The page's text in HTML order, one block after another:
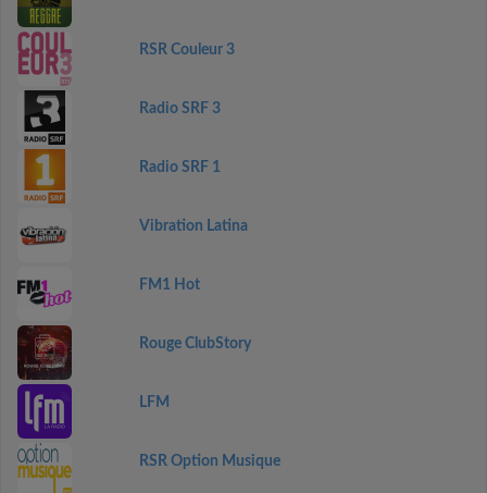
RSR Couleur 3
Radio SRF 3
Radio SRF 1
Vibration Latina
FM1 Hot
Rouge ClubStory
LFM
RSR Option Musique